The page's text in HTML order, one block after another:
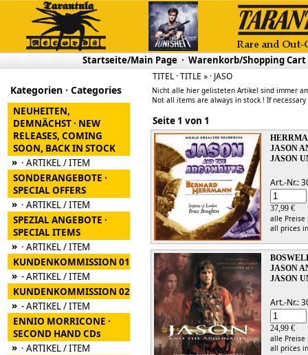
Startseite/Main Page · Warenkorb/Shopping Cart
Kategorien · Categories
NEUHEITEN,
DEMNÄCHST · NEW
RELEASES, COMING
SOON, BACK IN STOCK
» · ARTIKEL / ITEM
SONDERANGEBOTE ·
SPECIAL OFFERS
» · ARTIKEL / ITEM
SPEZIAL ANGEBOTE ·
SPECIAL ITEMS
» · ARTIKEL / ITEM
KUNDENKOMMISSION 01
» - ARTIKEL / ITEM
KUNDENKOMMISSION 02
» - ARTIKEL / ITEM
ENNIO MORRICONE ·
SECOND HAND CDs
» · ARTIKEL / ITEM
TITEL · TITLE » · JASO
Nicht alle hier gelisteten Artikel sind immer
Not all items are always in stock ! If
Seite 1 von 1
JASON
JASON
Art.-Nr.:
37,99 €
alle
all prices
JASON
JASON
Art.-Nr.:
24,99 €
alle
all prices